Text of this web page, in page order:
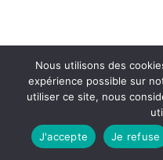
Nous utilisons des
expérience possible sur
utiliser ce site, nous
J'accepte
Je refuse